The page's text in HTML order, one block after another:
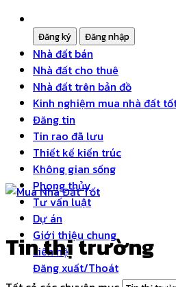
Nhà đất bán
Nhà đất cho thuê
Nhà đất trên bản đồ
Kinh nghiệm mua nhà đất
Đăng tin
Tin rao đã lưu
Thiết kế kiến trúc
Không gian sống
Phong thủy
Tư vấn luật
Dự án
Giới thiệu chung
Liên hệ
Đăng xuất/Thoát
Tin thị trường